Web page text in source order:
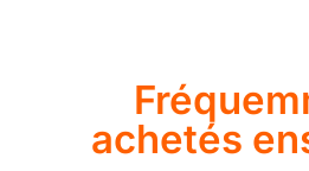
achetés